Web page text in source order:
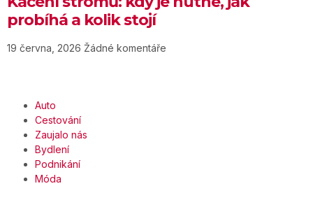
probíhá a kolik stojí
19 června, 2026 Žádné komentáře
Auto
Cestování
Zaujalo nás
Bydlení
Podnikání
Móda